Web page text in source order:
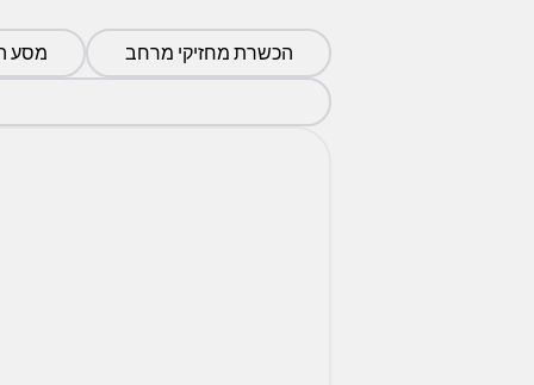
מסע הכשרת מחזיקי מרחב